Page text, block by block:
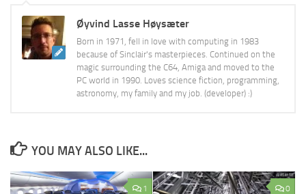
Øyvind Lasse Høysæter
Born in 1971, fell in love with computing in 1983
because of Sinclair's masterpieces. Continued on the
magic surrounding the C64, Amiga and moved to the
PC world in 1990. Loves science fiction, programming,
astronomy, my family and my job. (developer) :)
YOU MAY ALSO LIKE...
1 0